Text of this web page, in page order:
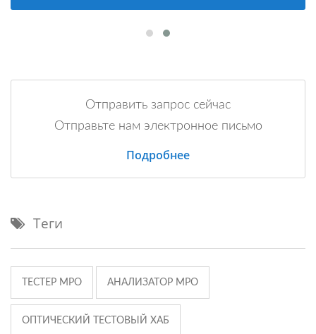
Отправить запрос сейчас
Отправьте нам электронное письмо
Подробнее
Теги
ТЕСТЕР MPO АНАЛИЗАТОР MPO
ОПТИЧЕСКИЙ ТЕСТОВЫЙ ХАБ